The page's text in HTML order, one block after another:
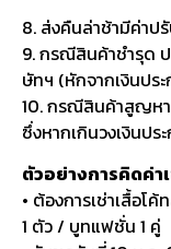
8. ส่งคืนล่าช้ามีค่าป
9. กรณีสินค้าชำรุด
ษัทฯ (หักจากเงินปร
10. กรณีสินค้าสูญหา
ซึ่งหากเกินวงเงินปร
ตัวอย่างการคิดค่า
• ต้องการเช่าเสื้อโ
1 ตัว / บูทแฟชั่น 1 คู่